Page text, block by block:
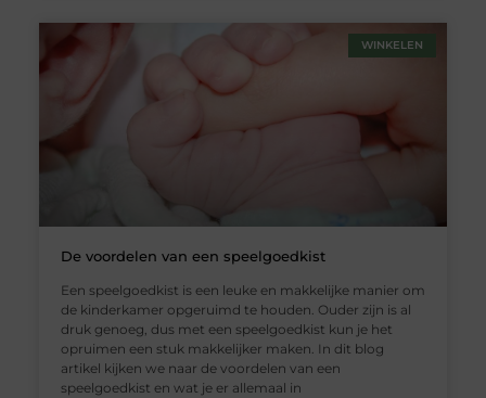
WINKELEN
De voordelen van een speelgoedkist
Een speelgoedkist is een leuke en makkelijke manier om
de kinderkamer opgeruimd te houden. Ouder zijn is al
druk genoeg, dus met een speelgoedkist kun je het
opruimen een stuk makkelijker maken. In dit blog
artikel kijken we naar de voordelen van een
speelgoedkist en wat je er allemaal in